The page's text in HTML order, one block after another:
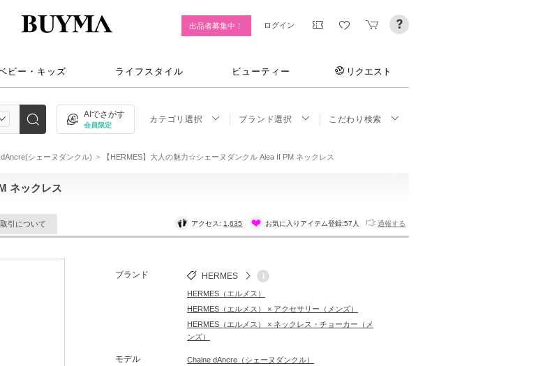
出品者募集中！ ログイン
ビー・キッズ ライフスタイル ビューティー リクエスト
AIでさがす
会員限定
カテゴリ選択 ブランド選択 こだわり検索
シェーヌダンクル) 【HERMES】大人の魅力☆シェーヌダンクル Alea II PM ネックレス
ネックレス
引について アクセス: 1,635 お気に入りアイテム登録:57人 通報する
ブランド HERMES i
HERMES（エルメス）
HERMES（エルメス） × アクセサリー（メンズ）
HERMES（エルメス） × ネックレス・チョーカー（メ
ンズ）
モデル Chaine dAncre（シェーヌダンクル）